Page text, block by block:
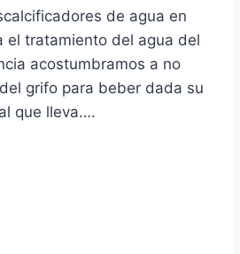
de agua en
el tratamiento del agua del
acostumbramos a no
grifo para beber dada su
que lleva….